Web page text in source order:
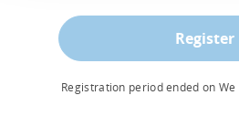
Register
Registration period ended on We